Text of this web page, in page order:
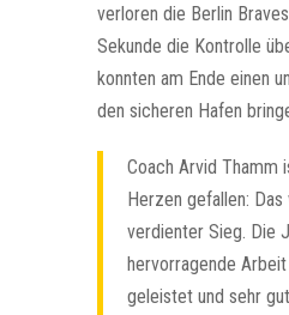
verloren die Berlin
Sekunde die Kontrolle
konnten am Ende einen
den sicheren Hafen
Coach Arvid Thamm
Herzen gefallen:
verdienter Sieg. Die
hervorragende
geleistet und sehr